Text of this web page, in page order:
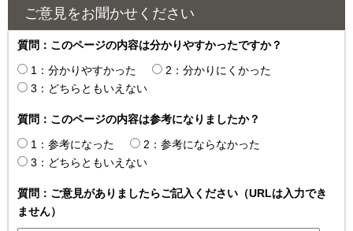
ご意見をお聞かせください
質問：このページの内容は分かりやすかったですか？
1：分かりやすかった
2：分かりにくかった
3：どちらともいえない
質問：このページの内容は参考になりましたか？
1：参考になった
2：参考にならなかった
3：どちらともいえない
質問：ご意見がありましたらご記入ください（URLは入力でき
ません）